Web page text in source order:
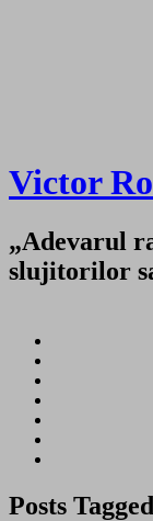
Victor
„Adevarul
slujitorilor
Posts